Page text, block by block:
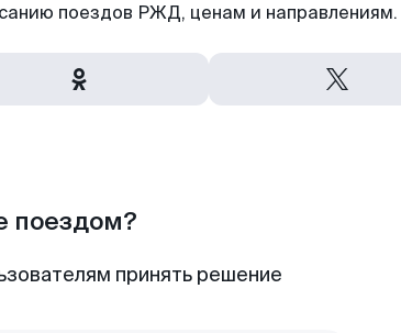
поездов РЖД, ценам и направлениям.
поездом?
принять решение